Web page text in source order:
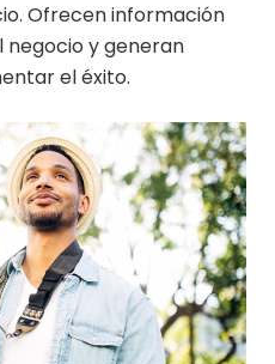
Ofrecen información
y generan
el éxito.